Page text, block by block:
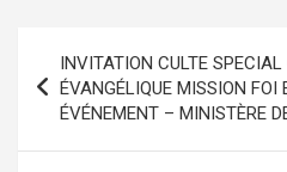
de
l’article
INVITATION CULTE
ÉVANGÉLIQUE MISSION FOI
ÉVÉNEMENT – MINISTÈRE